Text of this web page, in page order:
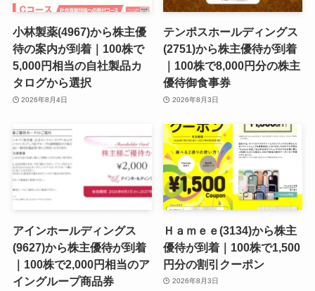
小林製薬(4967)から株主優
待の案内が到着｜100株で
5,000円相当の自社製品カ
タログから選択
2026年8月4日
テンポスホールディングス
(2751)から株主優待が到着
｜100株で8,000円分の株主
優待御食事券
2026年8月3日
アインホールディングス
(9627)から株主優待が到着
｜100株で2,000円相当のア
イングループ商品券
Ｈａｍｅｅ(3134)から株主
優待が到着｜100株で1,500
円分の割引クーポン
2026年8月3日